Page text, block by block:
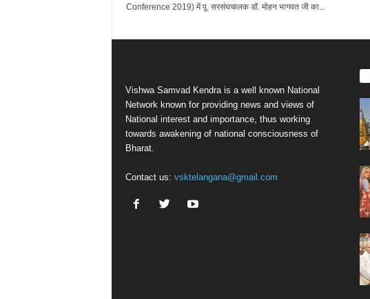
Conference 2019) में पू. सरसंघचालक डॉ. मोहन भागवत जी का...
Vishwa Samvad Kendra is a well known National
Network known for providing news and views of
National interest and importance, thus working
towards awakening of national consciousness of
Bharat.
Contact us: vsktelangana@gmail.com